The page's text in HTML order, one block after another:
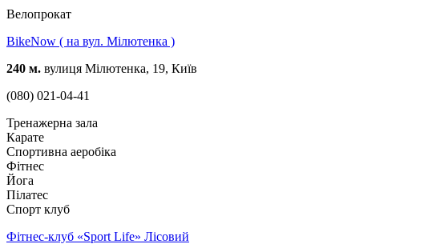
Велопрокат
BikeNow ( на вул. Мілютенка )
240 м. вулиця Мілютенка, 19, Київ
(080) 021-04-41
Тренажерна зала
Карате
Спортивна аеробіка
Фітнес
Йога
Пілатес
Спорт клуб
Фітнес-клуб «Sport Life» Лісовий